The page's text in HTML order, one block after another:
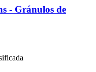
-​ Gránulos de